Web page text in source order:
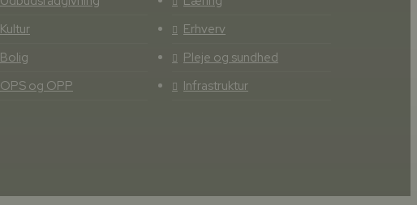
Kultur
Erhverv
Bolig
Pleje og sundhed
OPS og OPP
Infrastruktur